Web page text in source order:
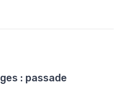
: passade